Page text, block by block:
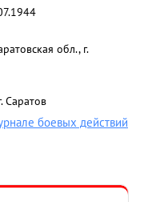
обл., г.
Саратов
боевых действий